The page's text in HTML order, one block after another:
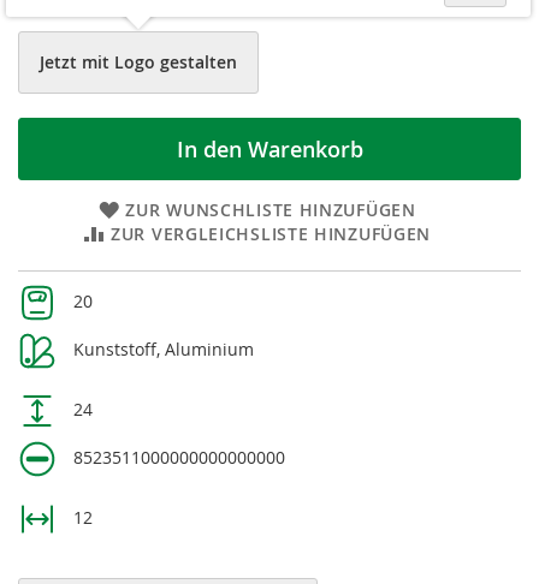
Jetzt mit Logo gestalten
In den Warenkorb
ZUR WUNSCHLISTE HINZUFÜGEN
ZUR VERGLEICHSLISTE HINZUFÜGEN
Weitere
Informationen
20
Kunststoff, Aluminium
24
8523511000000000000000
12